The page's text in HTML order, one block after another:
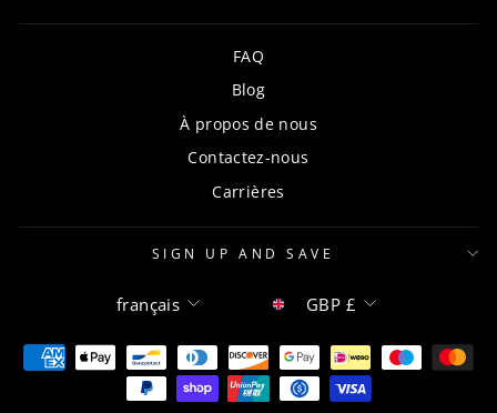
FAQ
Blog
À propos de nous
Contactez-nous
Carrières
SIGN UP AND SAVE
Langue
français Devise
GBP £